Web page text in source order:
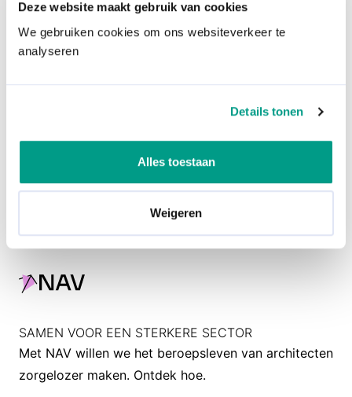
Deze website maakt gebruik van cookies
We gebruiken cookies om ons websiteverkeer te
analyseren
Details tonen
Alles toestaan
Weigeren
die aansluiten bij jouw expertise en meerwaarde
SAMEN VOOR EEN STERKERE SECTOR
Met NAV willen we het beroepsleven van architecten
zorgelozer maken. Ontdek hoe.